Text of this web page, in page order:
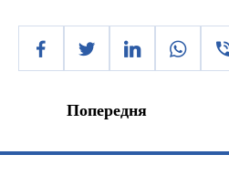
Попередня